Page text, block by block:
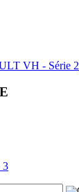
VH - Série 2
3